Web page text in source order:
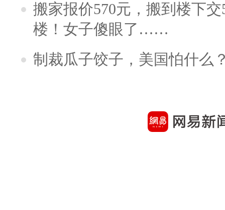
搬家报价570元，搬到楼下
楼！女子傻眼了……
制裁瓜子饺子，美国怕什么